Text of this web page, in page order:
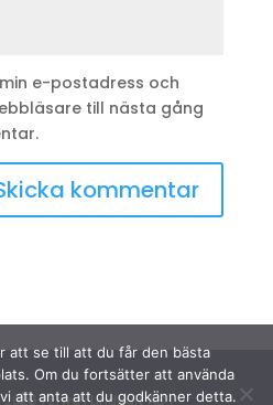
e-postadress och
till nästa gång
| Efwa i Lindhult AB |
att se till att du får den bästa
Om du fortsätter att använda
att anta att du godkänner detta.